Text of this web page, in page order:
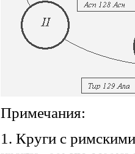
Примечания:
1. Круги с